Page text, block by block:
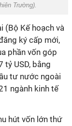
Trường).
(Bộ Kế hoạch và
ký cấp mới,
phần vốn góp
tỷ USD, bằng
tư nước ngoài
ngành kinh tế
hút vốn lớn thứ